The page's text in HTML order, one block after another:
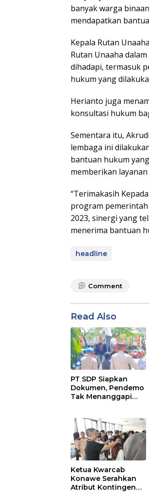
banyak warga
mendapatkan
Kepala Rutan
Rutan Unaaha
dihadapi, termasuk
hukum yang
Herianto juga
konsultasi hukum
Sementara itu,
lembaga ini
bantuan hukum
memberikan
“Terimakasih
program
2023, sinergi yang
menerima bantuan
headline
Comment
Read Also
PT SDP Siapkan
Dokumen, Pendemo
Tak Menanggapi
Ketua Kwarcab
Konawe Serahkan
Atribut Kontingen